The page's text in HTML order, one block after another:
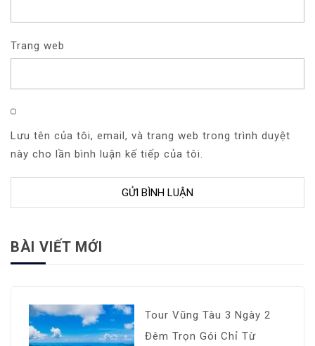
Trang web
Lưu tên của tôi, email, và trang web trong trình duyệt
này cho lần bình luận kế tiếp của tôi.
BÀI VIẾT MỚI
Tour Vũng Tàu 3 Ngày 2
Đêm Trọn Gói Chỉ Từ